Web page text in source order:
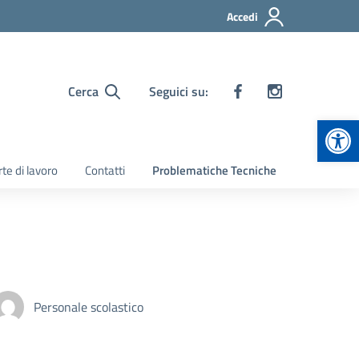
Accedi
Cerca Seguici su:
di lavoro Contatti Problematiche Tecniche
Personale scolastico